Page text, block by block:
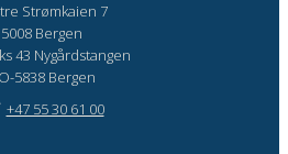
Strømkaien 7
5008 Bergen
43 Nygårdstangen
5838 Bergen
+47 55 30 61 00